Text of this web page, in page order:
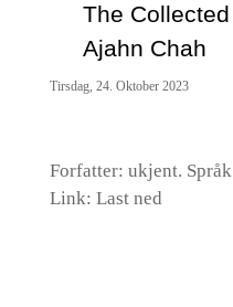
The
Ajahn Chah
Tirsdag, 24. Oktober 2023
Forfatter: ukjent.
Link: Last ned